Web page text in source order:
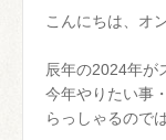
こんにちは、オ
辰年の2024年が
今年やりたい事
らっしゃるので